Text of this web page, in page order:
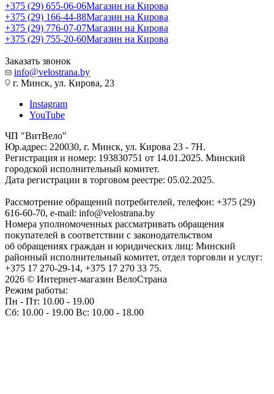
+375 (29) 655-06-06Магазин на Кирова
+375 (29) 166-44-88Магазин на Кирова
+375 (29) 776-07-07Магазин на Кирова
+375 (29) 755-20-60Магазин на Кирова
Заказать звонок
info@velostrana.by
г. Минск, ул. Кирова, 23
Instagram
YouTube
ЧП "ВитВело"
Юр.адрес: 220030, г. Минск, ул. Кирова 23 - 7Н.
Регистрация и номер: 193830751 от 14.01.2025. Минский
городской исполнительный комитет.
Дата регистрации в торговом реестре: 05.02.2025.
Рассмотрение обращений потребителей, телефон: +375 (29)
616-60-70, e-mail: info@velostrana.by
Номера уполномоченных рассматривать обращения
покупателей в соответствии с законодательством
об обращениях граждан и юридических лиц: Минский
районный исполнительный комитет, отдел торговли и услуг:
+375 17 270-29-14, +375 17 270 33 75.
2026 © Интернет-магазин ВелоСтрана
Режим работы:
Пн - Пт: 10.00 - 19.00
Сб: 10.00 - 19.00 Вс: 10.00 - 18.00